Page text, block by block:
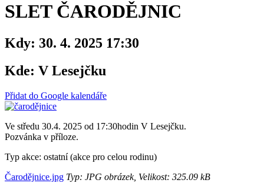
SLET ČARODĚJNIC
Kdy: 30. 4. 2025 17:30
Kde: V Lesejčku
Přidat do Google kalendáře
Ve středu 30.4. 2025 od 17:30hodin V Lesejčku.
Pozvánka v příloze.
Typ akce: ostatní (akce pro celou rodinu)
Čarodějnice.jpg Typ: JPG obrázek, Velikost: 325.09 kB